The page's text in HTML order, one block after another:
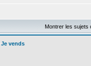
Montrer les sujets
Je vends